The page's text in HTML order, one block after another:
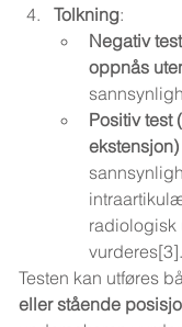
Tolkning:
Negativ
oppnås
Positiv test
ekstensjon)
radiologisk
vurderes[3].
Testen kan utføres
eller stående